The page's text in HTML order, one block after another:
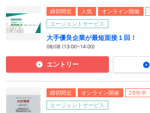
締切間近 人気 オンライン開催
エージェントサービス
大手優良企業が最短面接１回！
08/08 (13:00~14:00)
エントリー
締切間近 オンライン開催
28年卒
エージェントサービス